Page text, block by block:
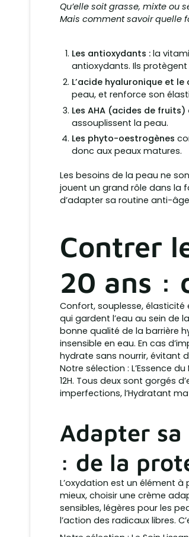
Qu’elle soit grasse, mixte ou
Mais comment savoir quelle
Les antioxydants : la
antioxydants. Ils
L’acide hyaluronique et le
peau, et renforce son
Les AHA (acides de
assouplissent la peau.
Les phyto-oestrogènes
donc aux peaux matures.
Les besoins de la peau ne
jouent un grand rôle dans la
d’adapter sa routine anti-
Contrer
20 ans :
Confort, souplesse,
qui gardent l’eau au sein de
bonne qualité de la barrière
insensible en eau. En cas
hydrate sans nourrir, évitant
Notre sélection : L’Essence
12H. Tous deux sont gorgés
imperfections, l’Hydratant
Adapter
: de la
L’oxydation est un élément
mieux, choisir une crème
sensibles, légères pour les
l’action des radicaux libres.